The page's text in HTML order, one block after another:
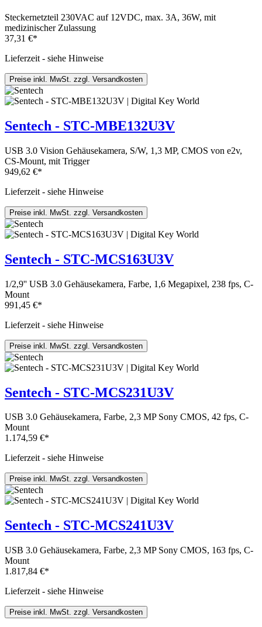
Steckernetzteil 230VAC auf 12VDC, max. 3A, 36W, mit
medizinischer Zulassung
37,31 €*
Lieferzeit - siehe Hinweise
Preise inkl. MwSt. zzgl. Versandkosten
Sentech - STC-MBE132U3V
USB 3.0 Vision Gehäusekamera, S/W, 1,3 MP, CMOS von e2v,
CS-Mount, mit Trigger
949,62 €*
Lieferzeit - siehe Hinweise
Preise inkl. MwSt. zzgl. Versandkosten
Sentech - STC-MCS163U3V
1/2,9'' USB 3.0 Gehäusekamera, Farbe, 1,6 Megapixel, 238 fps, C-
Mount
991,45 €*
Lieferzeit - siehe Hinweise
Preise inkl. MwSt. zzgl. Versandkosten
Sentech - STC-MCS231U3V
USB 3.0 Gehäusekamera, Farbe, 2,3 MP Sony CMOS, 42 fps, C-
Mount
1.174,59 €*
Lieferzeit - siehe Hinweise
Preise inkl. MwSt. zzgl. Versandkosten
Sentech - STC-MCS241U3V
USB 3.0 Gehäusekamera, Farbe, 2,3 MP Sony CMOS, 163 fps, C-
Mount
1.817,84 €*
Lieferzeit - siehe Hinweise
Preise inkl. MwSt. zzgl. Versandkosten